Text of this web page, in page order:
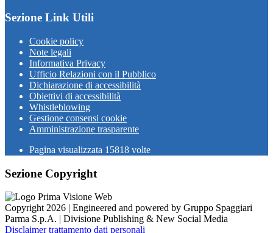
Sezione Link Utili
Cookie policy
Note legali
Informativa Privacy
Ufficio Relazioni con il Pubblico
Dichiarazione di accessibilità
Obiettivi di accessibilità
Whistleblowing
Gestione consensi cookie
Amministrazione trasparente
Pagina visualizzata 15818 volte
Sezione Copyright
Copyright 2026 | Engineered and powered by Gruppo Spaggiari
Parma S.p.A. | Divisione Publishing & New Social Media
Disclaimer trattamento dati personali